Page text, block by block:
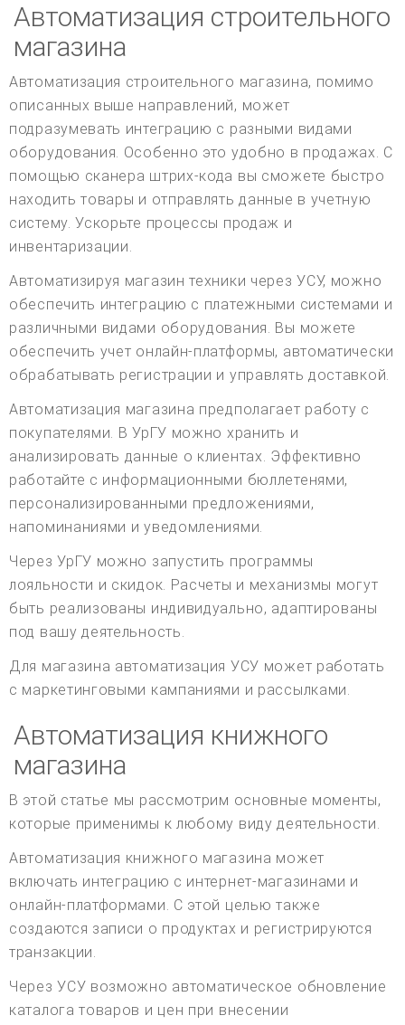
Автоматизация строительного
магазина
Автоматизация строительного магазина, помимо
описанных выше направлений, может
подразумевать интеграцию с разными видами
оборудования. Особенно это удобно в продажах. С
помощью сканера штрих-кода вы сможете быстро
находить товары и отправлять данные в учетную
систему. Ускорьте процессы продаж и
инвентаризации.
Автоматизируя магазин техники через УСУ, можно
обеспечить интеграцию с платежными системами и
различными видами оборудования. Вы можете
обеспечить учет онлайн-платформы, автоматически
обрабатывать регистрации и управлять доставкой.
Автоматизация магазина предполагает работу с
покупателями. В УрГУ можно хранить и
анализировать данные о клиентах. Эффективно
работайте с информационными бюллетенями,
персонализированными предложениями,
напоминаниями и уведомлениями.
Через УрГУ можно запустить программы
лояльности и скидок. Расчеты и механизмы могут
быть реализованы индивидуально, адаптированы
под вашу деятельность.
Для магазина автоматизация УСУ может работать
с маркетинговыми кампаниями и рассылками.
Автоматизация книжного
магазина
В этой статье мы рассмотрим основные моменты,
которые применимы к любому виду деятельности.
Автоматизация книжного магазина может
включать интеграцию с интернет-магазинами и
онлайн-платформами. С этой целью также
создаются записи о продуктах и регистрируются
транзакции.
Через УСУ возможно автоматическое обновление
каталога товаров и цен при внесении